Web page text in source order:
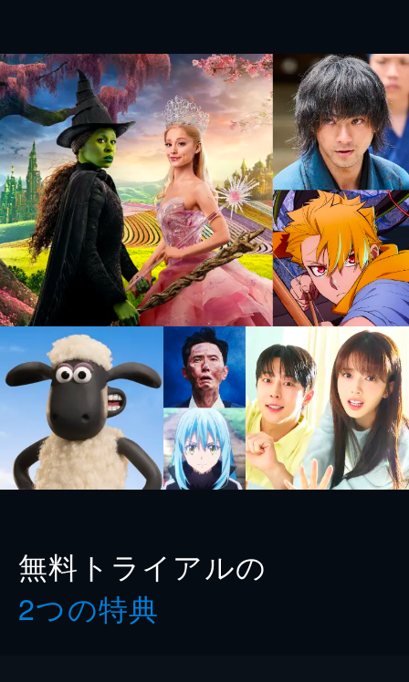
無料トライアルの
2つの特典